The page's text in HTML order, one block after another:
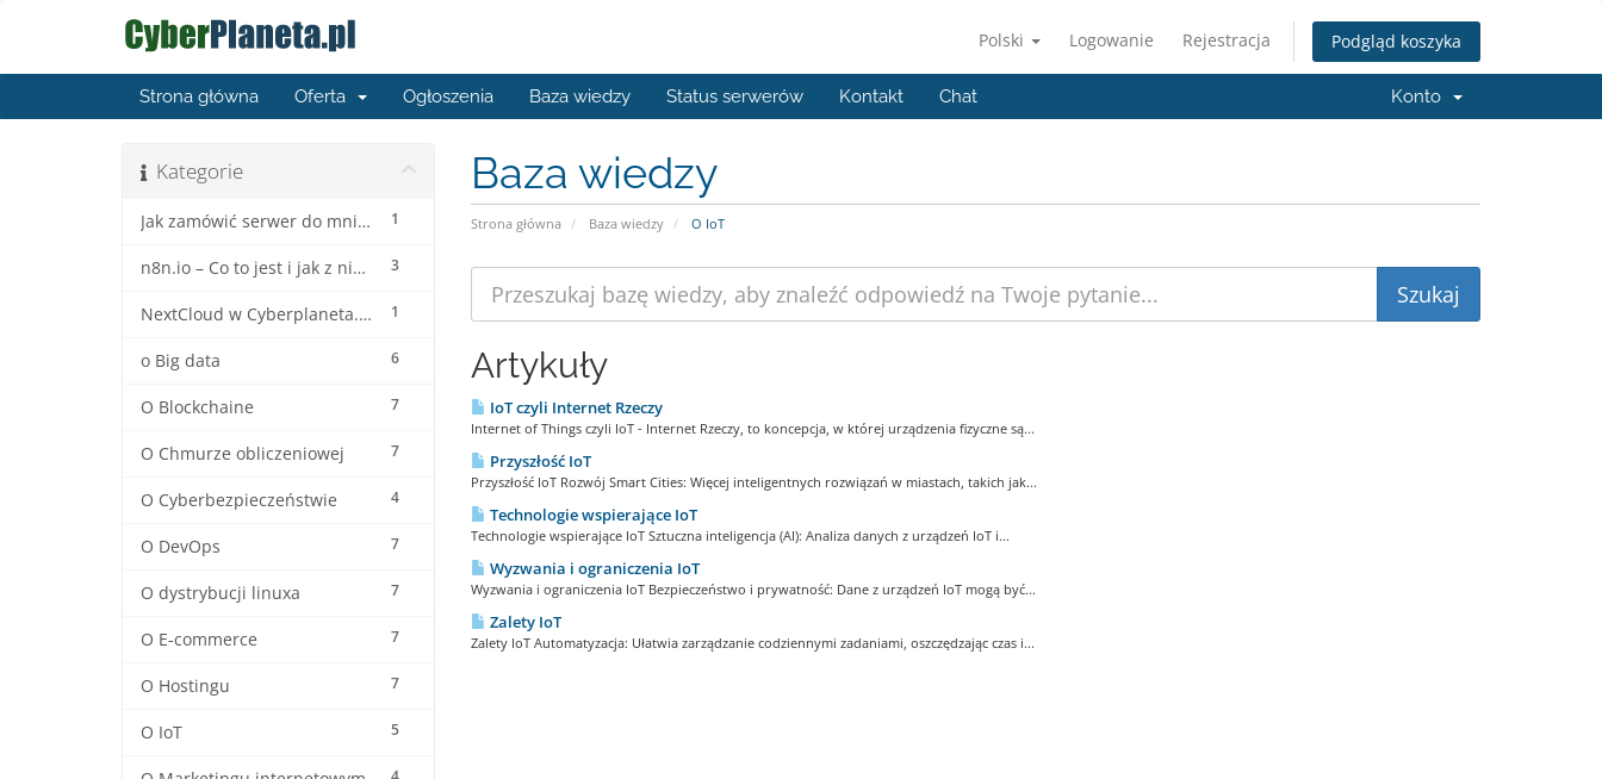
Polski Logowanie Rejestracja Podgląd koszyka
Strona główna Oferta Ogłoszenia Baza wiedzy Status serwerów Kontakt Chat Konto
Baza wiedzy
Strona główna Baza wiedzy O IoT
Kategorie
1
Jak zamówić serwer do mninecrafta ?
3
n8n.io – Co to jest i jak z niego korzystać?
1
NextCloud w Cyberplaneta.pl
6
o Big data
7
O Blockchaine
7
O Chmurze obliczeniowej
4
O Cyberbezpieczeństwie
7
O DevOps
7
O dystrybucji linuxa
7
O E-commerce
7
O Hostingu
5
O IoT
Artykuły
IoT czyli Internet Rzeczy
Internet of Things czyli IoT - Internet Rzeczy, to koncepcja, w której urządzenia fizyczne są...
Przyszłość IoT
Przyszłość IoT Rozwój Smart Cities: Więcej inteligentnych rozwiązań w miastach, takich jak...
Technologie wspierające IoT
Technologie wspierające IoT Sztuczna inteligencja (AI): Analiza danych z urządzeń IoT i...
Wyzwania i ograniczenia IoT
Wyzwania i ograniczenia IoT Bezpieczeństwo i prywatność: Dane z urządzeń IoT mogą być...
Zalety IoT
Zalety IoT Automatyzacja: Ułatwia zarządzanie codziennymi zadaniami, oszczędzając czas i...